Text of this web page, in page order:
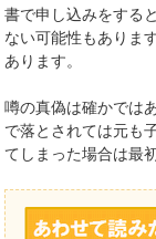
書で申し込みをする
ない可能性もありま
あります。
噂の真偽は確かでは
で落とされては元も
てしまった場合は最